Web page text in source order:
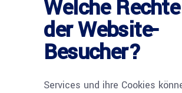
Welche
der Website-
Besucher?
Services und ihre Cookies